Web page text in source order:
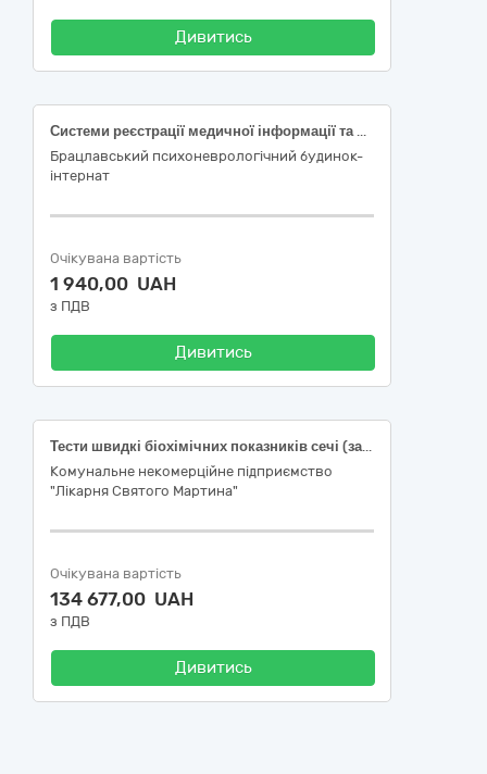
Дивитись
Системи реєстрації медичної інформації та дослідне обладнання
Брацлавський психоневрологічний будинок-
інтернат
Очікувана вартість
1 940,00 UAH
з ПДВ
Дивитись
Тести швидкі біохімічних показників сечі (закрита система) (НК 024:2023: 54514) (33124110-9) ДК 021:2015: 33120000-7 Системи реєстрації медичної інформації та дослідне обладнання
Комунальне некомерційне підприємство
"Лікарня Святого Мартина"
Очікувана вартість
134 677,00 UAH
з ПДВ
Дивитись